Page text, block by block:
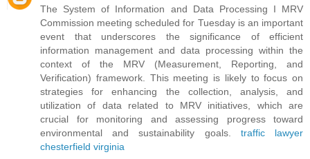
The System of Information and Data Processing I MRV
Commission meeting scheduled for Tuesday is an important
event that underscores the significance of efficient
information management and data processing within the
context of the MRV (Measurement, Reporting, and
Verification) framework. This meeting is likely to focus on
strategies for enhancing the collection, analysis, and
utilization of data related to MRV initiatives, which are
crucial for monitoring and assessing progress toward
environmental and sustainability goals.
traffic lawyer
chesterfield virginia